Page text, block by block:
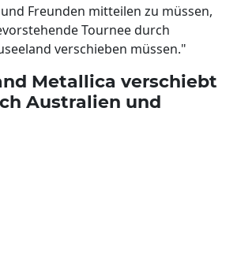
Freunden mitteilen zu müssen,
Tournee durch
verschieben müssen."
Metallica verschiebt
Australien und